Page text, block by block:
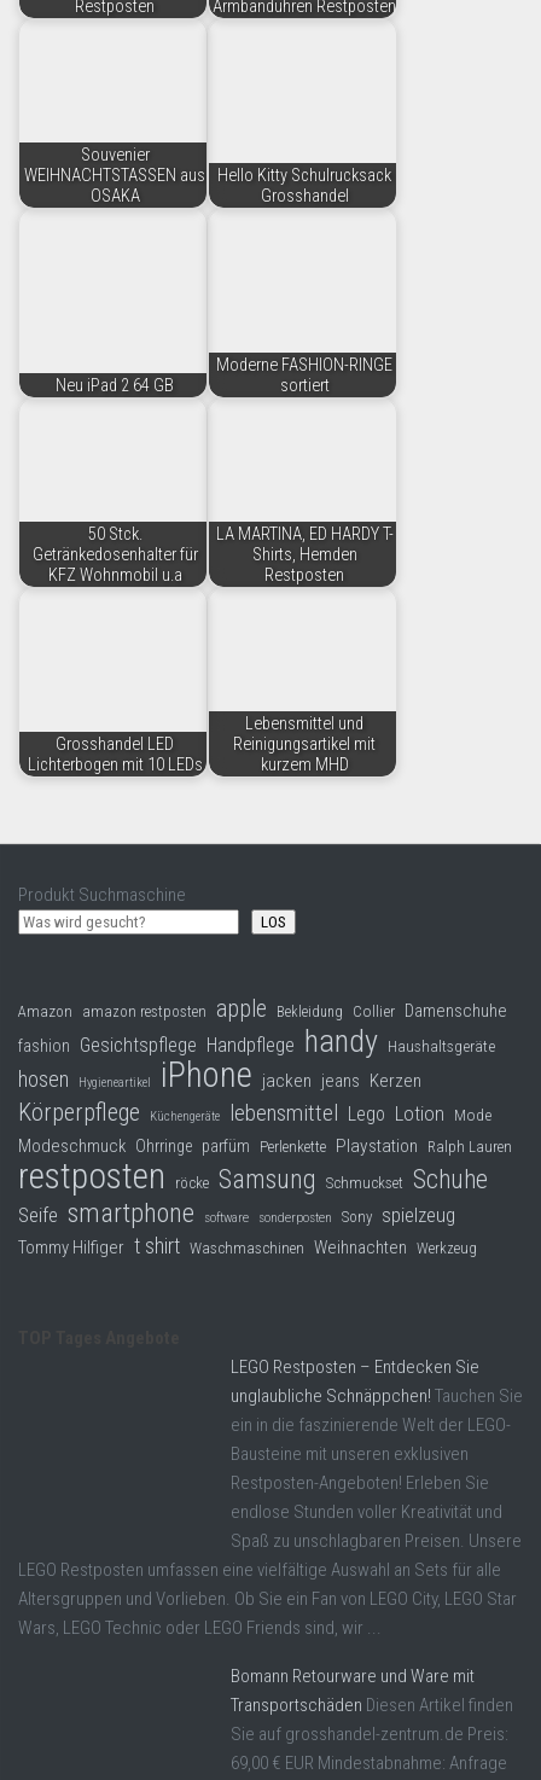
Restposten
Armbanduhren Restposten
Souvenier
WEIHNACHTSTASSEN aus
OSAKA
Hello Kitty Schulrucksack
Grosshandel
Neu iPad 2 64 GB
Moderne FASHION-RINGE
sortiert
50 Stck.
Getränkedosenhalter für
KFZ Wohnmobil u.a
LA MARTINA, ED HARDY T-
Shirts, Hemden
Restposten
Grosshandel LED
Lichterbogen mit 10 LEDs
Lebensmittel und
Reinigungsartikel mit
kurzem MHD
Produkt Suchmaschine
LOS
Amazon amazon restposten apple Bekleidung Collier Damenschuhe
fashion Gesichtspflege Handpflege handy Haushaltsgeräte
hosen Hygieneartikel iPhone jacken jeans Kerzen
Körperpflege Küchengeräte lebensmittel Lego Lotion Mode
Modeschmuck Ohrringe parfüm Perlenkette Playstation Ralph Lauren
restposten röcke Samsung Schmuckset Schuhe
Seife smartphone software sonderposten Sony spielzeug
Tommy Hilfiger t shirt Waschmaschinen Weihnachten Werkzeug
LEGO Restposten – Entdecken Sie
unglaubliche Schnäppchen! Tauchen Sie
ein in die faszinierende Welt der LEGO-
Bausteine mit unseren exklusiven
Restposten-Angeboten! Erleben Sie
endlose Stunden voller Kreativität und
Spaß zu unschlagbaren Preisen. Unsere
LEGO Restposten umfassen eine vielfältige Auswahl an Sets für alle
Altersgruppen und Vorlieben. Ob Sie ein Fan von LEGO City, LEGO Star
Wars, LEGO Technic oder LEGO Friends sind, wir ...
Bomann Retourware und Ware mit
Transportschäden Diesen Artikel finden
Sie auf grosshandel-zentrum.de Preis:
69,00 € EUR Mindestabnahme: Anfrage